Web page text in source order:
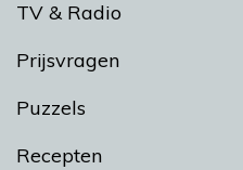
TV & Radio
Prijsvragen
Puzzels
Recepten